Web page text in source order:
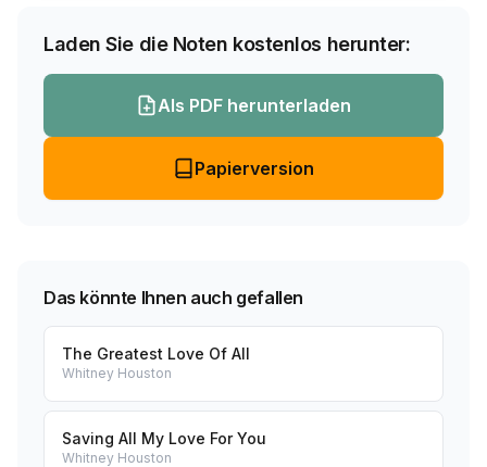
Laden Sie die Noten kostenlos herunter:
Als PDF herunterladen
Papierversion
Das könnte Ihnen auch gefallen
The Greatest Love Of All
Whitney Houston
Saving All My Love For You
Whitney Houston